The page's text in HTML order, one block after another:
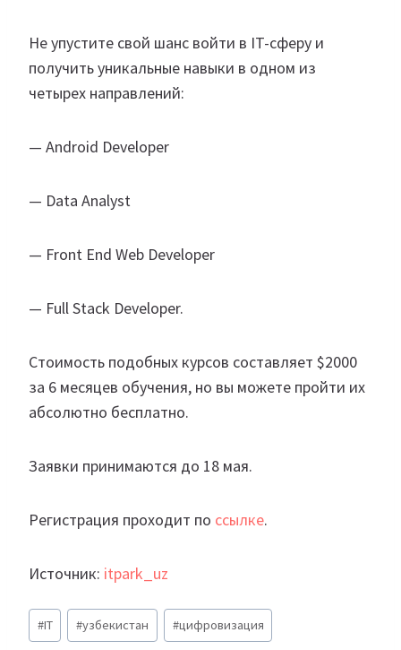
Не упустите свой шанс войти в IT-сферу и
получить уникальные навыки в одном из
четырех направлений:
— Android Developer
— Data Analyst
— Front End Web Developer
— Full Stack Developer.
Стоимость подобных курсов составляет $2000
за 6 месяцев обучения, но вы можете пройти их
абсолютно бесплатно.
Заявки принимаются до 18 мая.
Регистрация проходит по ссылке.
Источник: itpark_uz
Метки
записи:
#IT #узбекистан #цифровизация